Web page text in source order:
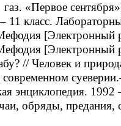
«Первое
класс.
[Электронный
[Электронный
// Человек и
энциклопедия.
обpяды,